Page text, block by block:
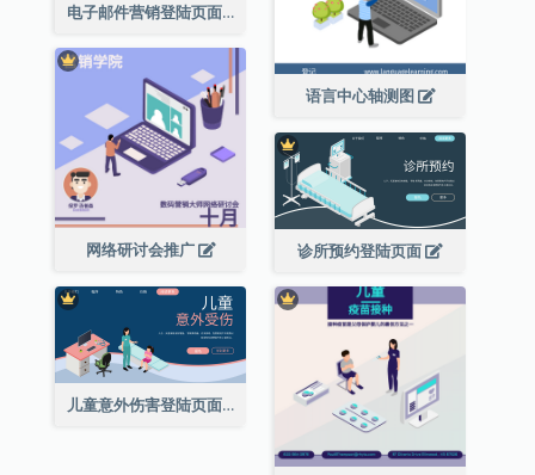
电子邮件营销登陆页面
语言中心轴测图
网络研讨会推广 诊所预约登陆页面
儿童意外伤害登陆页面